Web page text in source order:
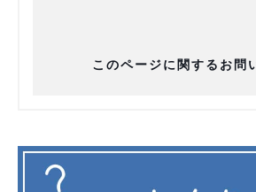
このページに関するお問